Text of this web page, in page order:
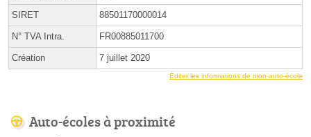
SIRET 88501170000014
N° TVA Intra. FR00885011700
Création 7 juillet 2020
Éditer les informations de mon auto-école
Auto-écoles à proximité